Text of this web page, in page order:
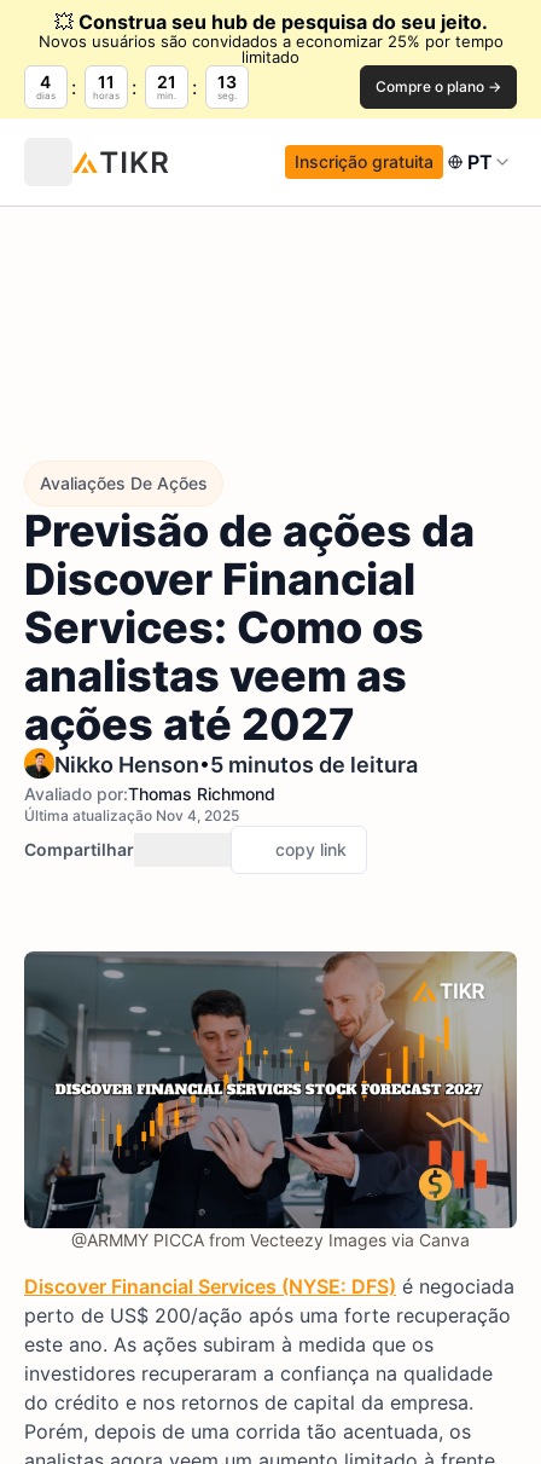
💥 Construa seu hub de pesquisa do seu jeito.
Novos usuários são convidados a economizar 25% por tempo
limitado
4
dias
11
horas
21
min.
12
seg. Compre o plano →
Inscrição gratuita PT
Avaliações De Ações
Previsão de ações da
Discover Financial
Services: Como os
analistas veem as
ações até 2027
Nikko Henson•5 minutos de leitura
Avaliado por:Thomas Richmond
Última atualização Nov 4, 2025
Compartilhar copy link
@ARMMY PICCA from Vecteezy Images via Canva
Discover Financial Services (NYSE: DFS) é negociada
perto de US$ 200/ação após uma forte recuperação
este ano. As ações subiram à medida que os
investidores recuperaram a confiança na qualidade
do crédito e nos retornos de capital da empresa.
Porém, depois de uma corrida tão acentuada, os